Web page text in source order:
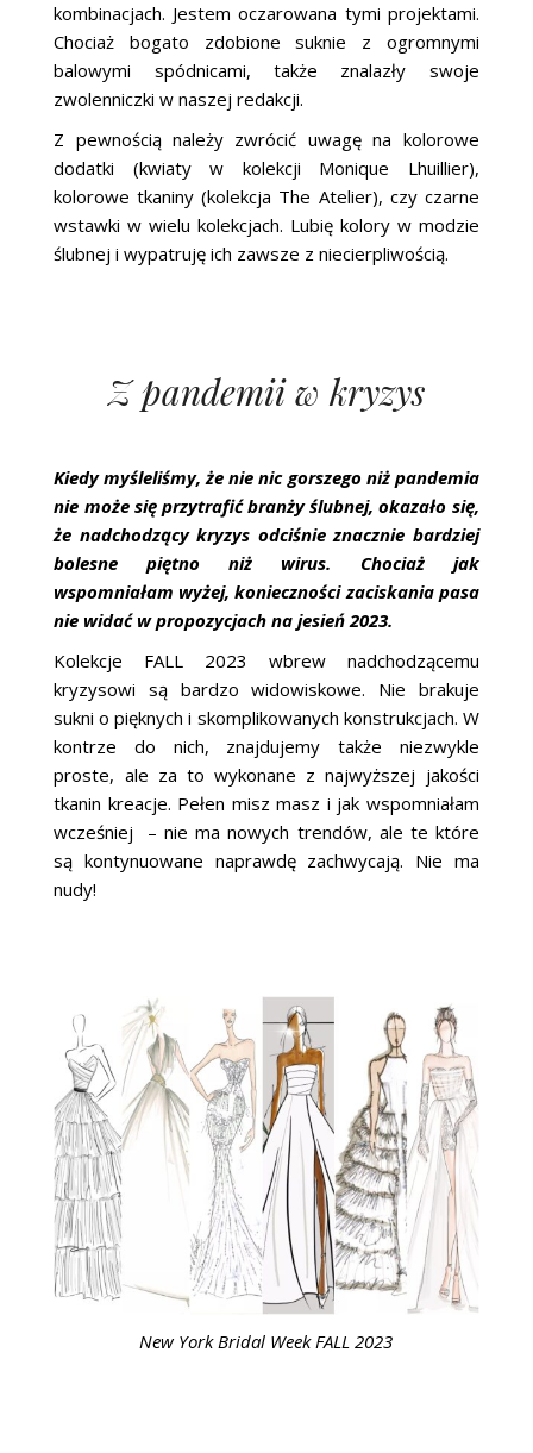
kombinacjach. Jestem oczarowana tymi projektami.
Chociaż bogato zdobione suknie z ogromnymi
balowymi spódnicami, także znalazły swoje
zwolenniczki w naszej redakcji.
Z pewnością należy zwrócić uwagę na kolorowe
dodatki (kwiaty w kolekcji Monique Lhuillier),
kolorowe tkaniny (kolekcja The Atelier), czy czarne
wstawki w wielu kolekcjach. Lubię kolory w modzie
ślubnej i wypatruję ich zawsze z niecierpliwością.
Z pandemii w kryzys
Kiedy myśleliśmy, że nie nic gorszego niż pandemia
nie może się przytrafić branży ślubnej, okazało się,
że nadchodzący kryzys odciśnie znacznie bardziej
bolesne piętno niż wirus. Chociaż jak
wspomniałam wyżej, konieczności zaciskania pasa
nie widać w propozycjach na jesień 2023.
Kolekcje FALL 2023 wbrew nadchodzącemu
kryzysowi są bardzo widowiskowe. Nie brakuje
sukni o pięknych i skomplikowanych konstrukcjach. W
kontrze do nich, znajdujemy także niezwykle
proste, ale za to wykonane z najwyższej jakości
tkanin kreacje. Pełen misz masz i jak wspomniałam
wcześniej – nie ma nowych trendów, ale te które
są kontynuowane naprawdę zachwycają. Nie ma
nudy!
New York Bridal Week FALL 2023